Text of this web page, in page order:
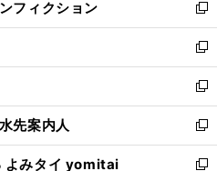
く
で
開
く
ド
ウ
で
開
く
ィ
ン
ド
ウ
で
開
く
フィクション
新
し
い
ウ
ィ
ン
ド
ウ
で
新
し
い
ウ
ィ
ン
ド
新
し
い
ウ
ィ
先案内人
新
し
い
よみタイ yomitai